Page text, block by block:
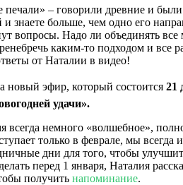
печали» – говорили древние и
знаете больше, чем одно его
вопросы. Надо ли объединять
каким-то подходом и все
от Наталии в видео!
эфир, который состоится 21
удачи».
немного «волшебное»,
только в феврале, мы всегда
дни для того, чтобы
перед 1 января, Наталия
получить напоминание.